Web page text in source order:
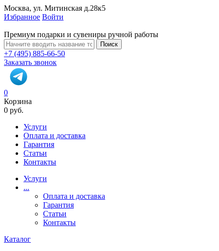
Москва, ул. Митинская д.28к5
Избранное Войти
Премиум подарки и сувениры ручной работы
Поиск
+7 (495) 885-66-50
Заказать звонок
0
Корзина
0 руб.
Услуги
Оплата и доставка
Гарантия
Статьи
Контакты
Услуги
...
Оплата и доставка
Гарантия
Статьи
Контакты
Каталог